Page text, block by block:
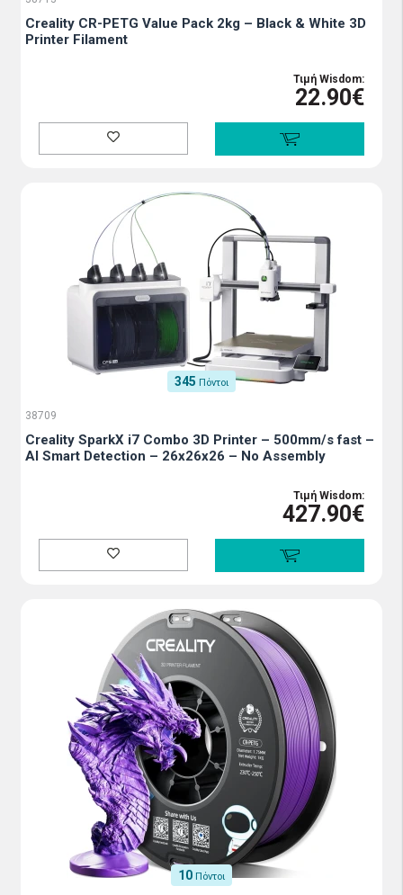
Creality CR-PETG Value Pack 2kg – Black & White 3D
Printer Filament
Τιμή Wisdom:
22.90€
345 Πόντοι
38709
Creality SparkX i7 Combo 3D Printer – 500mm/s fast –
AI Smart Detection – 26x26x26 – No Assembly
Τιμή Wisdom:
427.90€
10 Πόντοι